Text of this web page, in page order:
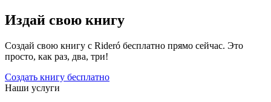
Издай свою книгу
Создай свою книгу с Rideró бесплатно прямо сейчас. Это
просто, как раз, два, три!
Создать книгу бесплатно
Наши услуги